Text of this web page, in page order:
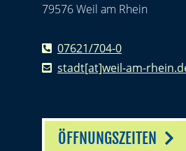
79576 Weil am Rhein
07621/704-0
stadt[at]weil-am-
ÖFFNUNGSZEITEN